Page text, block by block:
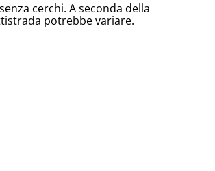
cerchi. A seconda della
potrebbe variare.